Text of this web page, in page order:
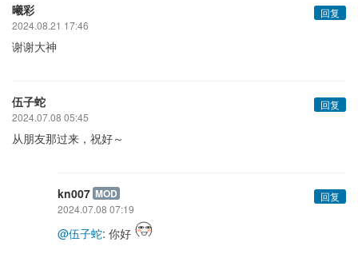
曦彩
回复
2024.08.21 17:46
谢谢大神
伍子蛇
回复
2024.07.08 05:45
从朋友那过来，祝好～
kn007 MOD
回复
2024.07.08 07:19
@伍子蛇: 你好